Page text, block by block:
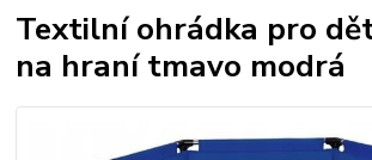
Textilní ohrádka pro
na hraní tmavo modrá